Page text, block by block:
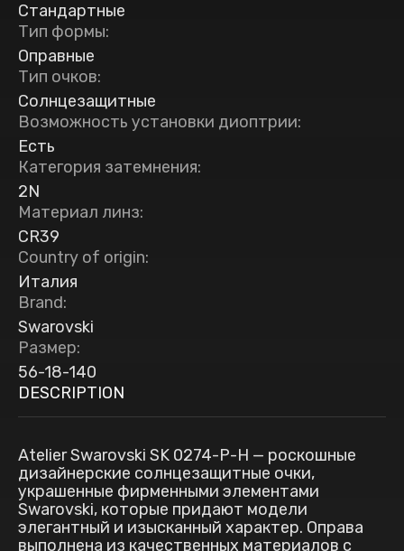
Стандартные
Тип формы:
Оправные
Тип очков:
Солнцезащитные
Возможность установки диоптрии:
Есть
Категория затемнения:
2N
Материал линз:
CR39
Country of origin:
Италия
Brand:
Swarovski
Размер:
56-18-140
DESCRIPTION
Atelier Swarovski SK 0274-P-H — роскошные
дизайнерские солнцезащитные очки,
украшенные фирменными элементами
Swarovski, которые придают модели
элегантный и изысканный характер. Оправа
выполнена из качественных материалов с